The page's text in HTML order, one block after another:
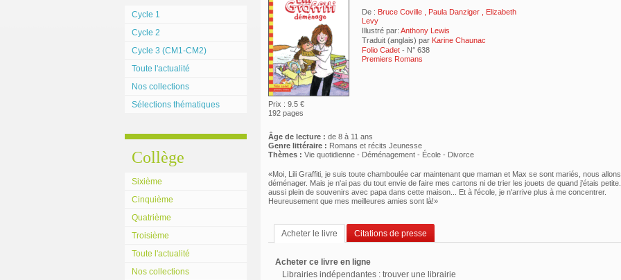
Cycle 1
Cycle 2
Cycle 3 (CM1-CM2)
Toute l'actualité
Nos collections
Sélections thématiques
Collège
Sixième
Cinquième
Quatrième
Troisième
Toute l'actualité
Nos collections
Prix : 9.5 €
192 pages
De : Bruce Coville Paula Danziger
Elizabeth
Levy
Illustré par: Anthony Lewis
Traduit (anglais) par Karine Chaunac
Folio Cadet - N° 638
Premiers Romans
Âge de lecture : de 8 à 11 ans
Genre littéraire : Romans et récits Jeunesse
Thèmes : Vie quotidienne - Déménagement - École - Divorce
«Moi, Lili Graffiti, je suis toute chamboulée car maintenant que maman et Max se sont mariés, nous allons
déménager. Mais je n'ai pas du tout envie de faire mes cartons ni de trier les jouets de quand j'étais
aussi plein de souvenirs avec papa dans cette maison... Et à l'école, je n'arrive plus à me concentrer.
Heureusement que mes meilleures amies sont là!»
Acheter le livre Citations de presse
Acheter ce livre en ligne
Librairies indépendantes : trouver une librairie